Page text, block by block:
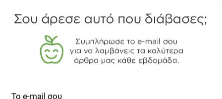
Πιθανώς σε συγκεκριμένα άτομα στα οποία υπάρχει κάποια
ασθένεια όπως η οστεοπόρωση να μπορούσαμε να προτείνουμε
μια διατροφή προσανατολισμένη περισσότερο στα φρούτα, τα
λαχανικά και τους ξηρούς καρπούς χωρίς όμως να αποκλείουμε
αυστηρά άλλα τρόφιμα.